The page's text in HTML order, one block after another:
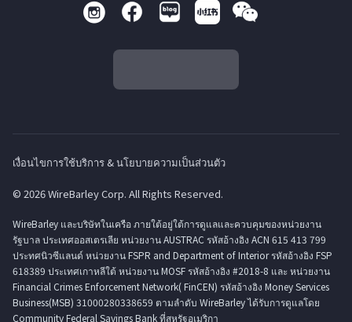
เงื่อนไขการใช้บริการ & นโยบายความเป็นส่วนตัว
© 2026 WireBarley Corp. All Rights Reserved.
WireBarley และบริษัทในเครือ ภายใต้อยู่ใต้การดูแลและควบคุมของหน่วยงาน
รัฐบาล ประเทศออสเตรเลีย หน่วยงาน AUSTRAC รหัสอ้างอิง ACN 615 413 799
ประทศนิวซีแลนด์ หน่วยงาน FSPR and Department of Interior รหัสอ้างอิง FSP
618389 ประเทศเกาหลีใต้ หน่วยงาน MOSF รหัสอ้างอิง #2018-8 และ หน่วยงาน
Financial Crimes Enforcement Network( FinCEN) รหัสอ้างอิง Money Services
Business(MSB) 31000280338659 ตามลำดับ WireBarley ได้รับการดูแลโดย
Community Federal Savings Bank ที่สหรัฐอเมริกา